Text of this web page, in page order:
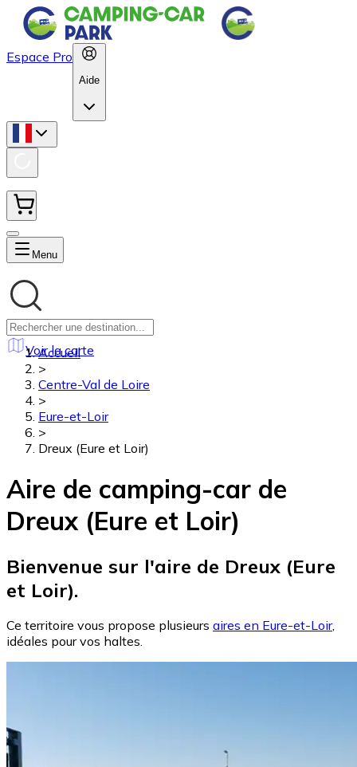
Espace Pro
Aide
Menu
Voir la carte
Accueil
>
Centre-Val de Loire
>
Eure-et-Loir
>
Dreux (Eure et Loir)
Aire de camping-car de
Dreux (Eure et Loir)
Bienvenue sur l'aire de Dreux (Eure
et Loir).
Ce territoire vous propose plusieurs aires en Eure-et-Loir,
idéales pour vos haltes.